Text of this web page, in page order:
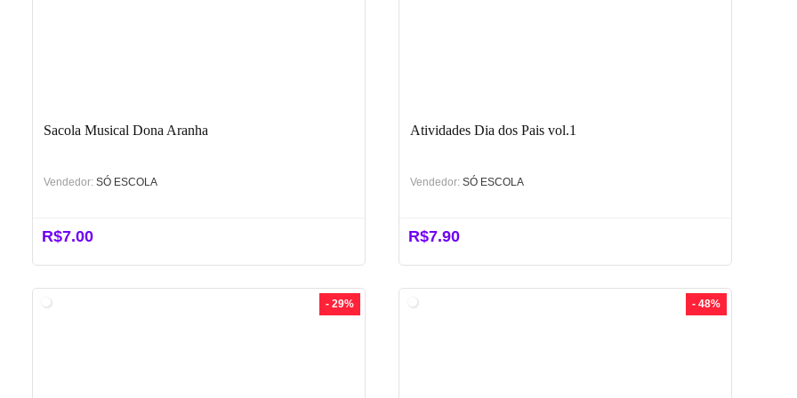
Sacola Musical Dona Aranha
Vendedor: SÓ ESCOLA
R$7.00
Atividades Dia dos Pais vol.1
Vendedor: SÓ ESCOLA
R$7.90
- 29% - 48%